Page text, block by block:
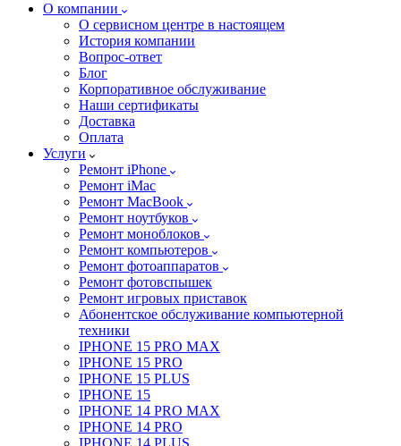
О компании
О сервисном центре в настоящем
История компании
Вопрос-ответ
Блог
Корпоративное обслуживание
Наши сертификаты
Доставка
Оплата
Услуги
Ремонт iPhone
Ремонт iMac
Ремонт MacBook
Ремонт ноутбуков
Ремонт моноблоков
Ремонт компьютеров
Ремонт фотоаппаратов
Ремонт фотовспышек
Ремонт игровых приставок
Абонентское обслуживание компьютерной
техники
IPHONE 15 PRO MAX
IPHONE 15 PRO
IPHONE 15 PLUS
IPHONE 15
IPHONE 14 PRO MAX
IPHONE 14 PRO
IPHONE 14 PLUS